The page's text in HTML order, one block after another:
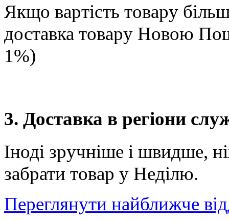
Якщо вартість товару
доставка товару Новою
1%)
3. Доставка в регіони
Іноді зручніше і швидше,
забрати товар у Неділю.
Переглянути найближче